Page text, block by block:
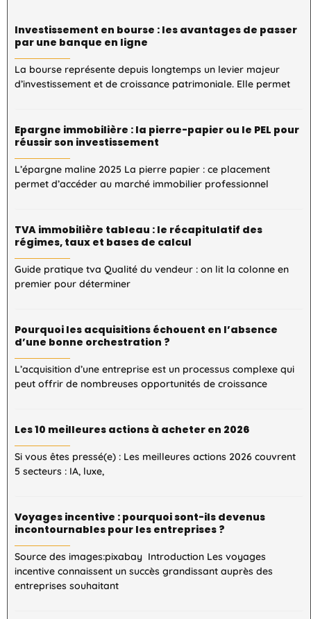
Investissement en bourse : les avantages de passer
par une banque en ligne
La bourse représente depuis longtemps un levier majeur
d’investissement et de croissance patrimoniale. Elle permet
Epargne immobilière : la pierre-papier ou le PEL pour
réussir son investissement
L’épargne maline 2025 La pierre papier : ce placement
permet d’accéder au marché immobilier professionnel
TVA immobilière tableau : le récapitulatif des
régimes, taux et bases de calcul
Guide pratique tva Qualité du vendeur : on lit la colonne en
premier pour déterminer
Pourquoi les acquisitions échouent en l’absence
d’une bonne orchestration ?
L’acquisition d’une entreprise est un processus complexe qui
peut offrir de nombreuses opportunités de croissance
Les 10 meilleures actions à acheter en 2026
Si vous êtes pressé(e) : Les meilleures actions 2026 couvrent
5 secteurs : IA, luxe,
Voyages incentive : pourquoi sont-ils devenus
incontournables pour les entreprises ?
Source des images:pixabay Introduction Les voyages
incentive connaissent un succès grandissant auprès des
entreprises souhaitant